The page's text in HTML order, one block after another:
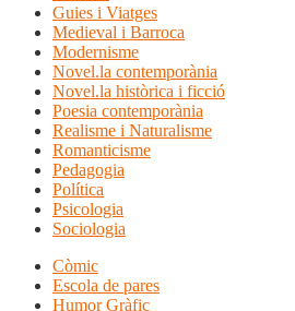
Guies i Viatges
Medieval i Barroca
Modernisme
Novel.la contemporània
Novel.la històrica i ficció
Poesia contemporània
Realisme i Naturalisme
Romanticisme
Pedagogia
Política
Psicologia
Sociologia
Còmic
Escola de pares
Humor Gràfic